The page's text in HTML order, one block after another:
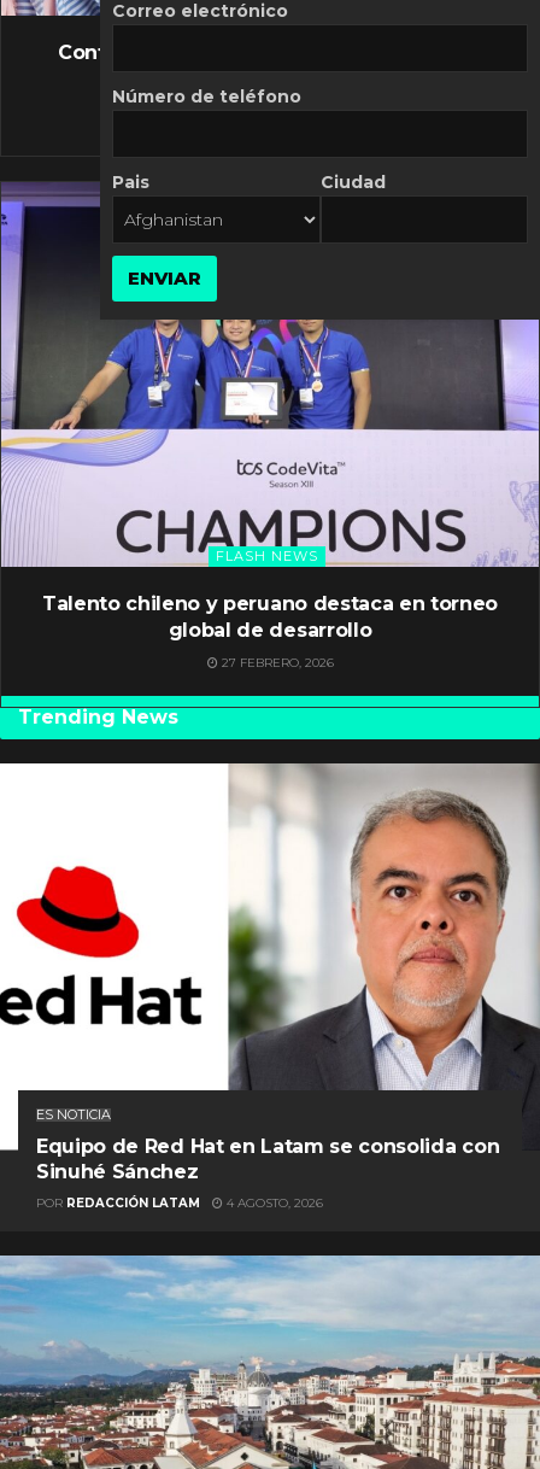
FLASH NEWS
Controversia de Mercado Libre por costos
10 MARZO, 2026
FLASH NEWS
Talento chileno y peruano destaca en torneo
global de desarrollo
27 FEBRERO, 2026
Trending News
ES NOTICIA
Equipo de Red Hat en Latam se consolida con
Sinuhé Sánchez
POR REDACCIÓN LATAM 4 AGOSTO, 2026
Correo electrónico
Número de teléfono
Pais Ciudad
ENVIAR